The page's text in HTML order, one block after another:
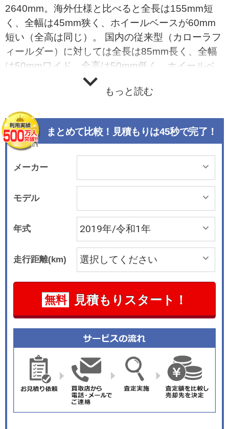
2640mm。海外仕様と比べると全長は155mm短
く、全幅は45mm狭く、ホイールベースが60mm
短い（全高は同じ）。 国内の従来型（カローラフ
ィールダー）に対しては全長は85mm長く、全幅
は50mmワイド、全高は50mm低く、ホイールベ
ースが40mm長い。新型は3ナンバー化されている
が、ドアミラー格納時の車幅を従来型と同等レベ
5.0ｍ（16、17インチタイヤ装着車は5.3ｍ）、ド
ア開口時の開け幅も同等としており、取り回し性
に配慮した。 エクステリアはTNGAプラットフォ
ームの採用により、低重心なシルエットを特徴と
している。大型台形のロアグリルフレームとメッ
シュグリル、LEDヘッドランプを採用したフロン
トデザイン、前後のホイールフレアが張り出した
サイドビュー、水平基調のリヤコンビランプを採
用。また、樹脂バックドアを採用することで立体
感のある造形を実現した。 インテリアはインスト
ルメントパネルを薄型、ワイド化することで開放
感を演出。パネル面の合わせや形状、質感にこだ
わり、Aピラーの細形化により視認性を向上させ
ている。最上級グレードとなるW&#215;Bにはス
構とし、ラゲッジルームにはリバーシブルデッキ
ボードを設定した。上段にセットして後席を倒せ
ば奥行きのあるフラットなスペースが得られ、下
段にセットすれば背の高い荷物に対応する。デッ
キボード裏面はタフユースに対応する樹脂製とし
た。内装色はW&#215;Bにブラックとホワイトの2
もっと読む
まとめて比較！見積もりは45秒で完了！
メーカー
モデル
年式
走行距離(km)
無料 見積もりスタート！